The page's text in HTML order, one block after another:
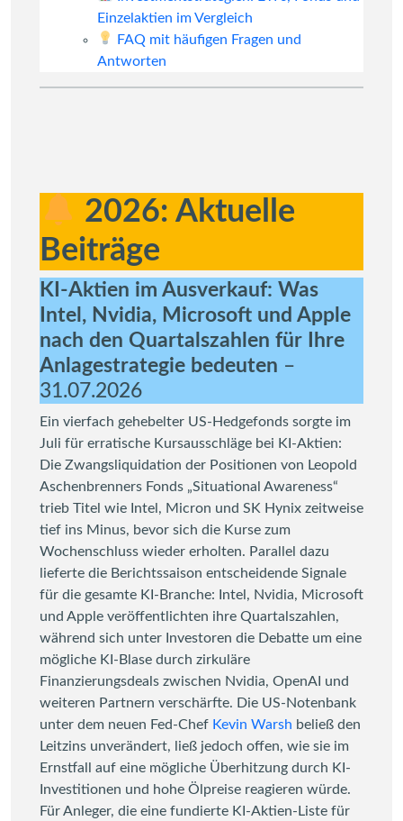
Einzelaktien im Vergleich
FAQ mit häufigen Fragen und
Antworten
2026: Aktuelle
Beiträge
KI-Aktien im Ausverkauf: Was
Intel, Nvidia, Microsoft und Apple
nach den Quartalszahlen für Ihre
Anlagestrategie bedeuten –
31.07.2026
Ein vierfach gehebelter US-Hedgefonds sorgte im
Juli für erratische Kursausschläge bei KI-Aktien:
Die Zwangsliquidation der Positionen von Leopold
Aschenbrenners Fonds „Situational Awareness“
trieb Titel wie Intel, Micron und SK Hynix zeitweise
tief ins Minus, bevor sich die Kurse zum
Wochenschluss wieder erholten. Parallel dazu
lieferte die Berichtssaison entscheidende Signale
für die gesamte KI-Branche: Intel, Nvidia, Microsoft
und Apple veröffentlichten ihre Quartalszahlen,
während sich unter Investoren die Debatte um eine
mögliche KI-Blase durch zirkuläre
Finanzierungsdeals zwischen Nvidia, OpenAI und
weiteren Partnern verschärfte. Die US-Notenbank
unter dem neuen Fed-Chef Kevin Warsh beließ den
Leitzins unverändert, ließ jedoch offen, wie sie im
Ernstfall auf eine mögliche Überhitzung durch KI-
Investitionen und hohe Ölpreise reagieren würde.
Für Anleger, die eine fundierte KI-Aktien-Liste für